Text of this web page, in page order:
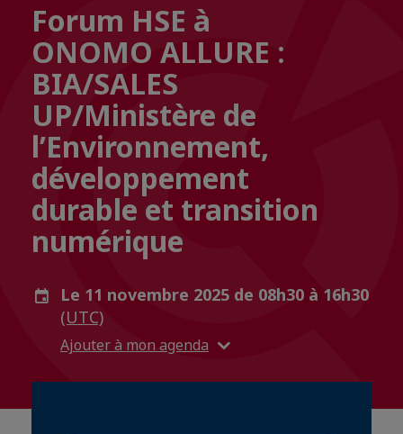
Forum HSE à
ONOMO ALLURE :
BIA/SALES
UP/Ministère de
l’Environnement,
développement
durable et transition
numérique
Le 11 novembre 2025 de 08h30 à 16h30
(UTC)
Ajouter à mon agenda